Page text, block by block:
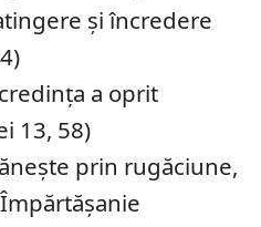
și încredere
a oprit
13, 58)
prin rugăciune,